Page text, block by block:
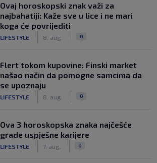
Ovaj horoskopski znak važi za
najbahatiji: Kaže sve u lice i ne mari
koga će povrijediti
LIFESTYLE 8. aug. 0
Flert tokom kupovine: Finski market
našao način da pomogne samcima da
se upoznaju
LIFESTYLE 8. aug. 0
Ova 3 horoskopska znaka najčešće
grade uspješne karijere
LIFESTYLE 7. aug. 0